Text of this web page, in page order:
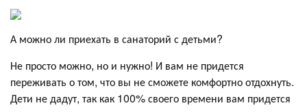
А можно ли приехать в санаторий с детьми?
Не просто можно, но и нужно! И вам не придется
переживать о том, что вы не сможете комфортно отдохнуть.
Дети не дадут, так как 100% своего времени вам придется